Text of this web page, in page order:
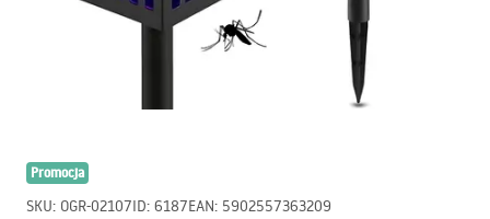
Promocja
SKU: OGR-02107ID: 6187EAN: 5902557363209